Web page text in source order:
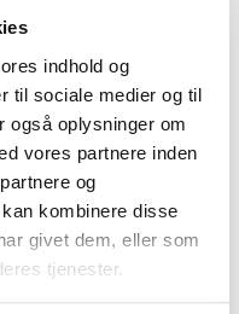
indhold og
til sociale medier og til
også oplysninger om
vores partnere inden
og
kombinere disse
givet dem, eller som
tjenester.